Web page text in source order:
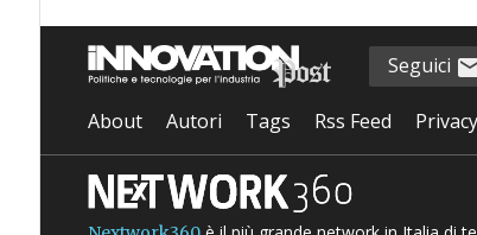
Seguici
About Autori Tags Rss Feed